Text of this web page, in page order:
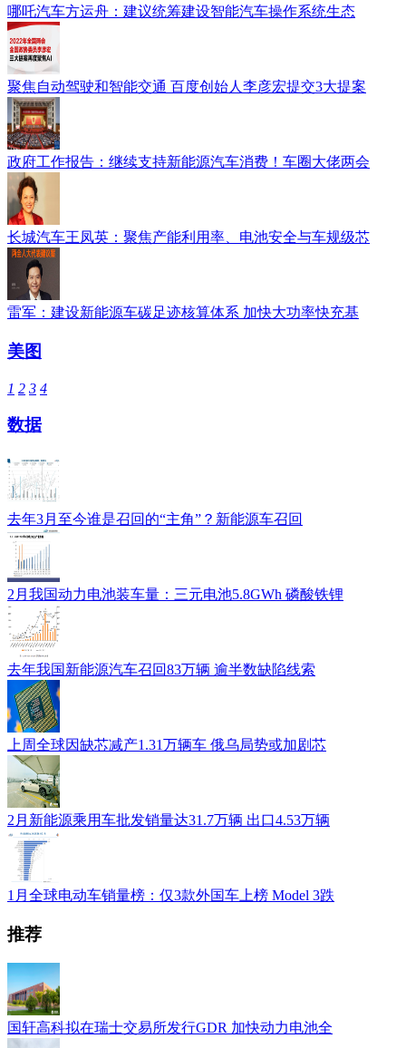
哪吒汽车方运舟：建议统筹建设智能汽车操作系统生态
聚焦自动驾驶和智能交通 百度创始人李彦宏提交3大提案
政府工作报告：继续支持新能源汽车消费！车圈大佬两会
长城汽车王凤英：聚焦产能利用率、电池安全与车规级芯
雷军：建设新能源车碳足迹核算体系 加快大功率快充基
美图
1 2 3 4
数据
去年3月至今谁是召回的“主角”？新能源车召回
2月我国动力电池装车量：三元电池5.8GWh 磷酸铁锂
去年我国新能源汽车召回83万辆 逾半数缺陷线索
上周全球因缺芯减产1.31万辆车 俄乌局势或加剧芯
2月新能源乘用车批发销量达31.7万辆 出口4.53万辆
1月全球电动车销量榜：仅3款外国车上榜 Model 3跌
推荐
国轩高科拟在瑞士交易所发行GDR 加快动力电池全